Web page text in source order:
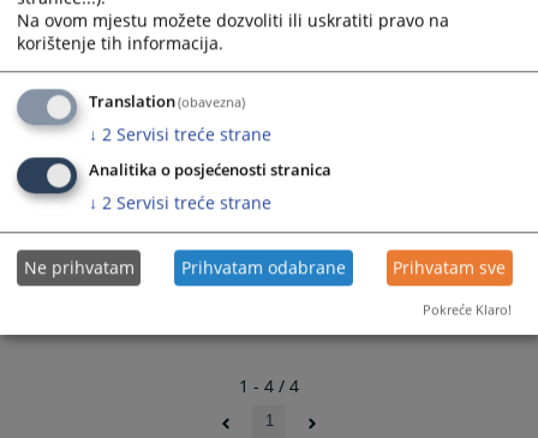
the
keyboard
for
changing
the
changing
dates.
16.12.2024.
1 - 4 / 4
1
Na ovom mjestu možete dozvoliti ili uskratiti pravo na
korištenje tih informacija.
Translation(obavezna)
↓ 2 Servisi treće strane
Analitika o posjećenosti stranica
↓ 2 Servisi treće strane
Ne prihvatam Prihvatam odabrane Prihvatam sve
Pokreće Klaro!